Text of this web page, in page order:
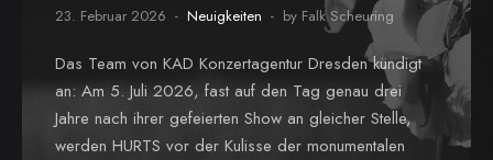
23. Februar 2026 Neuigkeiten by Falk Scheuring
Das Team von KAD Konzertagentur Dresden kündigt
an: Am 5. Juli 2026, fast auf den Tag genau drei
Jahre nach ihrer gefeierten Show an gleicher Stelle,
werden HURTS vor der Kulisse der monumentalen